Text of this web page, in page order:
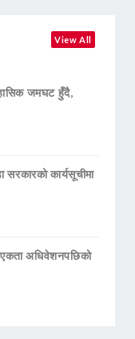
View All
जमघट हुँदै,
सरकारको कार्यसूचीमा
एकता अधिवेशनपछिको